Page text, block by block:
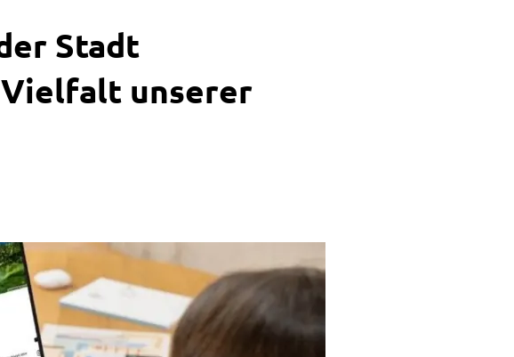
Stadt
Vielfalt unserer